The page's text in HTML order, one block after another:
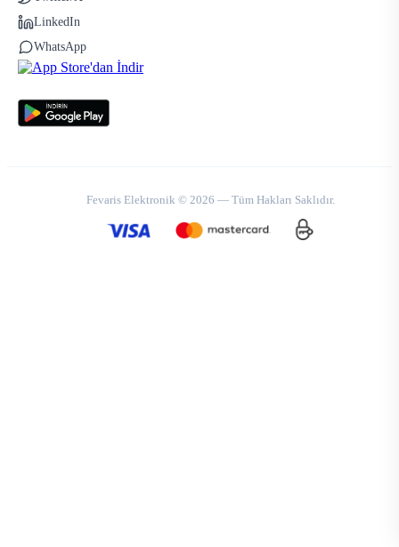
LinkedIn
WhatsApp
Fevaris Elektronik © 2026 — Tüm Hakları Saklıdır.